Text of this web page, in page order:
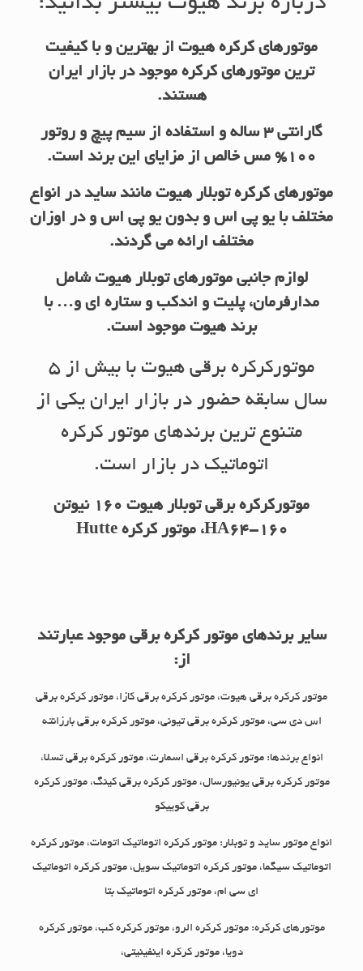
موتورهای کرکره هیوت از بهترین و با کیفیت
ترین موتورهای کرکره موجود در بازار ایران
هستند.
گارانتی 3 ساله و استفاده از سیم پیچ و روتور
100% مس خالص از مزایای این برند است.
موتورهای کرکره توبلار هیوت مانند ساید در انواع
مختلف با یو پی اس و بدون یو پی اس و در اوزان
مختلف ارائه می گردند.
لوازم جانبی موتورهای توبلار هیوت شامل
مدارفرمان، پلیت و اندکب و ستاره ای و… با
برند هیوت موجود است.
موتورکرکره برقی هیوت با بیش از 5
سال سابقه حضور در بازار ایران یکی از
متنوع ترین برندهای موتور کرکره
اتوماتیک در بازار است.
موتورکرکره برقی توبلار هیوت 160 نیوتن
HA64-160، موتور کرکره Hutte
سایر برندهای موتور کرکره برقی موجود عبارتند
از:
موتور کرکره برقی هیوت، موتور کرکره برقی کازا، موتور کرکره برقی
اس دی سی، موتور کرکره برقی تیونی، موتور کرکره برقی بارزانته
انواع برندها: موتور کرکره برقی اسمارت، موتور کرکره برقی تسلا،
موتور کرکره برقی یونیورسال، موتور کرکره برقی کینگ، موتور کرکره
برقی کوییکو
انواع موتور ساید و توبلار: موتور کرکره اتوماتیک اتومات، موتور کرکره
اتوماتیک سیگما، موتور کرکره اتوماتیک سویل، موتور کرکره اتوماتیک
ای سی ام، موتور کرکره اتوماتیک بتا
موتورهای کرکره: موتور کرکره الرو، موتور کرکره کب، موتور کرکره
دویا، موتور کرکره اینفینیتی،